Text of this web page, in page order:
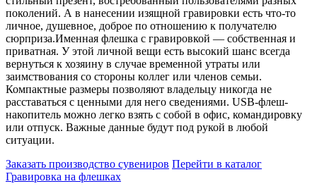
поколений. А в нанесении изящной гравировки есть что-то
личное, душевное, доброе по отношению к получателю
сюрприза.Именная флешка с гравировкой — собственная и
приватная. У этой личной вещи есть высокий шанс всегда
вернуться к хозяину в случае временной утраты или
заимствования со стороны коллег или членов семьи.
Компактные размеры позволяют владельцу никогда не
расставаться с ценными для него сведениями. USB-флеш-
накопитель можно легко взять с собой в офис, командировку
или отпуск. Важные данные будут под рукой в любой
ситуации.
Заказать производство сувениров Перейти в каталог
Гравировка на флешках